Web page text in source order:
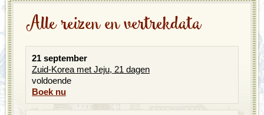
Alle reizen en vertrekdata
21 september
Zuid-Korea met Jeju, 21 dagen
voldoende
Boek nu